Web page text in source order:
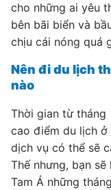
cho những ai yêu
bên bãi biển và
chịu cái nóng quá
Nên đi du lịch
nào
Thời gian từ tháng
cao điểm du lịch ở
dịch vụ có thể sẽ
Thế nhưng, bạn
Tam Á những